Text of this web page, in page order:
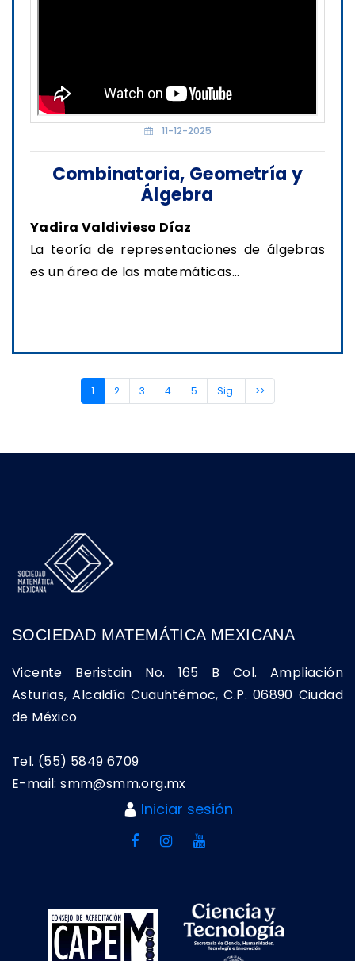
11-12-2025
Combinatoria, Geometría y
Álgebra
Yadira Valdivieso Díaz
La teoría de representaciones de álgebras
es un área de las matemáticas...
1(current)
2 3 4 5 Sig. >>
SOCIEDAD MATEMÁTICA MEXICANA
Vicente Beristain No. 165 B Col. Ampliación
Asturias, Alcaldía Cuauhtémoc, C.P. 06890 Ciudad
de México
Tel. (55) 5849 6709
E-mail: smm@smm.org.mx
Iniciar sesión